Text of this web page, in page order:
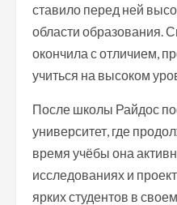
ставило перед ней
области образования.
окончила с отличием,
учиться на высоком
После школы Райдос
университет, где
время учёбы она
исследованиях и
ярких студентов в